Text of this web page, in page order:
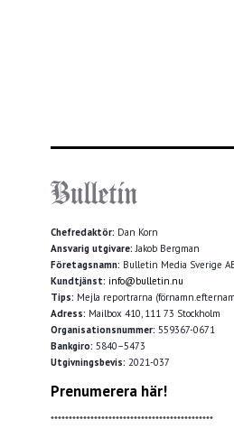
Chefredaktör: Dan Korn
Ansvarig utgivare:Jakob Bergman
Företagsnamn: Bulletin Media Sverige
Kundtjänst: info@bulletin.nu
Tips: Mejla reportrarna
Adress: Mailbox 410, 111 73 Stockholm
Organisationsnummer: 559367-0671
Bankgiro: 5840–5473
Utgivningsbevis: 2021-037
Prenumerera här!
*********************************************